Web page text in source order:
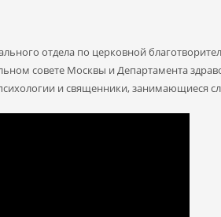
отдела по церковной
совете Москвы и Департамента
и священники, занимающиеся